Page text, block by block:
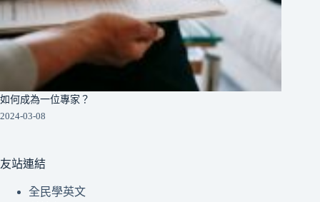
如何成為一位專家？
2024-03-08
友站連結
全民學英文